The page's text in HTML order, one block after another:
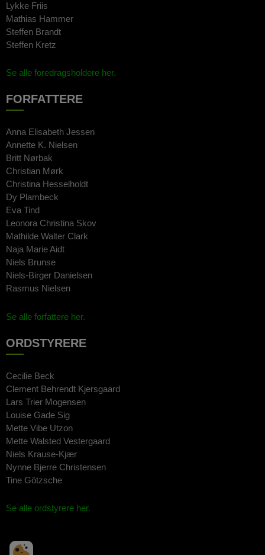
Lykke Friis
Mathias Hammer
Steffen Brandt
Steffen Kretz
Se alle foredragsholdere her.
FORFATTERE
Anna Elisabeth Jessen
Annette K. Nielsen
Britt Nørbak
Christian Mørk
Christina Hesselholdt
Dy Plambeck
Eva Tind
Leonora Christina Skov
Mathilde Walter Clark
Naja Marie Aidt
Niels Brunse
Niels-Birger Danielsen
Rasmus Nielsen
Se alle forfattere her.
ORDSTYRERE
Cecilie Beck
Clement Behrendt Kjersgaard
Lars Trier Mogensen
Louise Gade Sig
Mette Vibe Utzon
Mette Walsted Vestergaard
Niels Krause-Kjær
Nynne Bjerre Christensen
Tine Götzsche
Se alle ordstyrere her.